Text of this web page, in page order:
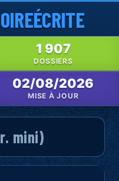
ÉCRITE
1 907
DOSSIERS
02/08/2026
MISE À JOUR